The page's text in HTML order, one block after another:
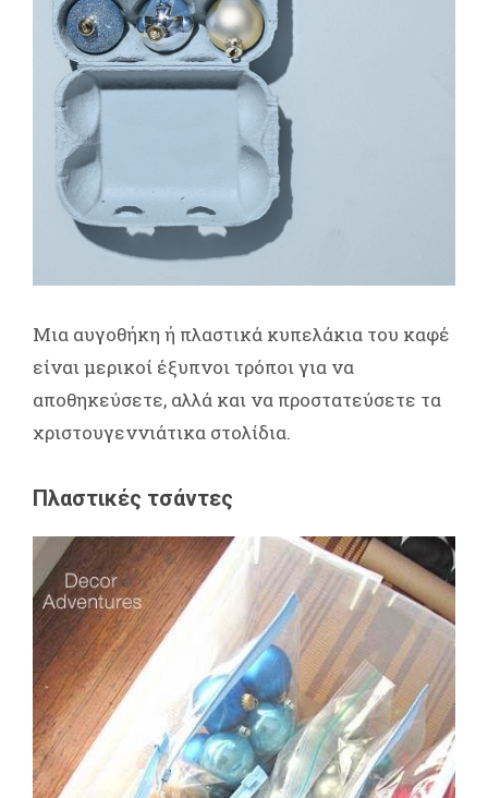
Μια αυγοθήκη ή πλαστικά κυπελάκια του καφέ
είναι μερικοί έξυπνοι τρόποι για να
αποθηκεύσετε, αλλά και να προστατεύσετε τα
χριστουγεννιάτικα στολίδια.
Πλαστικές τσάντες